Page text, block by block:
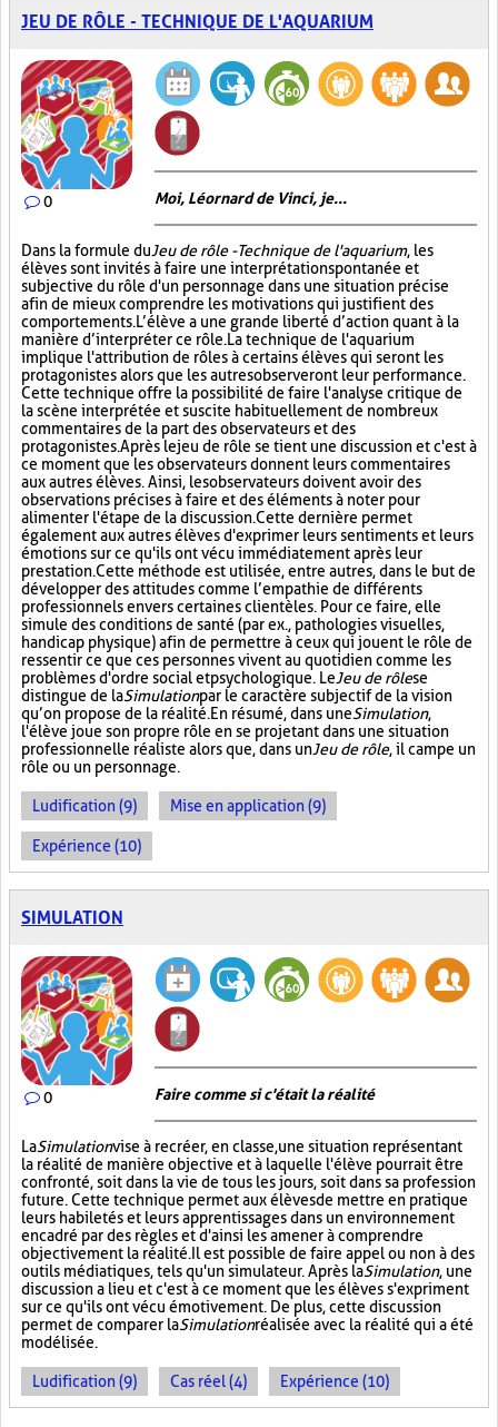
JEU DE RÔLE - TECHNIQUE DE L'AQUARIUM
0 Moi, Léornard de Vinci, je...
Dans la formule duJeu de rôle - Technique de l'aquarium, les
élèves sont invités à faire une interprétation spontanée et
subjective du rôle d'un personnage dans une situation précise
afin de mieux comprendre les motivations qui justifient des
comportements. L’élève a une grande liberté d’action quant à la
manière d’interpréter ce rôle. La technique de l'aquarium
implique l'attribution de rôles à certains élèves qui seront les
protagonistes alors que les autres observeront leur performance.
Cette technique offre la possibilité de faire l'analyse critique de
la scène interprétée et suscite habituellement de nombreux
commentaires de la part des observateurs et des
protagonistes. Après le jeu de rôle se tient une discussion et c'est à
ce moment que les observateurs donnent leurs commentaires
aux autres élèves. Ainsi, les observateurs doivent avoir des
observations précises à faire et des éléments à noter pour
alimenter l'étape de la discussion. Cette dernière permet
également aux autres élèves d'exprimer leurs sentiments et leurs
émotions sur ce qu'ils ont vécu immédiatement après leur
prestation. Cette méthode est utilisée, entre autres, dans le but de
développer des attitudes comme l’empathie de différents
professionnels envers certaines clientèles. Pour ce faire, elle
simule des conditions de santé (par ex., pathologies visuelles,
handicap physique) afin de permettre à ceux qui jouent le rôle de
ressentir ce que ces personnes vivent au quotidien comme les
problèmes d'ordre social et psychologique. LeJeu de rôlese
distingue de laSimulationpar le caractère subjectif de la vision
qu’on propose de la réalité. En résumé, dans uneSimulation,
l'élève joue son propre rôle en se projetant dans une situation
professionnelle réaliste alors que, dans unJeu de rôle, il campe un
rôle ou un personnage.
Ludification (9) Mise en application (9)
Expérience (10)
SIMULATION
0 Faire comme si c'était la réalité
LaSimulationvise à recréer, en classe, une situation représentant
la réalité de manière objective et à laquelle l'élève pourrait être
confronté, soit dans la vie de tous les jours, soit dans sa profession
future. Cette technique permet aux élèves de mettre en pratique
leurs habiletés et leurs apprentissages dans un environnement
encadré par des règles et d'ainsi les amener à comprendre
objectivement la réalité. Il est possible de faire appel ou non à des
outils médiatiques, tels qu'un simulateur. Après laSimulation, une
discussion a lieu et c'est à ce moment que les élèves s'expriment
sur ce qu'ils ont vécu émotivement. De plus, cette discussion
permet de comparer laSimulationréalisée avec la réalité qui a été
modélisée.
Ludification (9) Cas réel (4) Expérience (10)